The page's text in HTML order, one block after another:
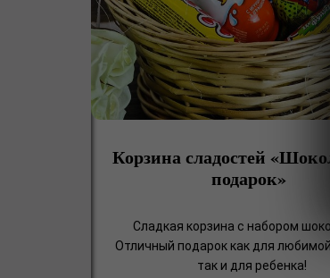
Корзина сладостей
подарок»
Сладкая корзина с набором
Отличный подарок как для
так и для ребенка!